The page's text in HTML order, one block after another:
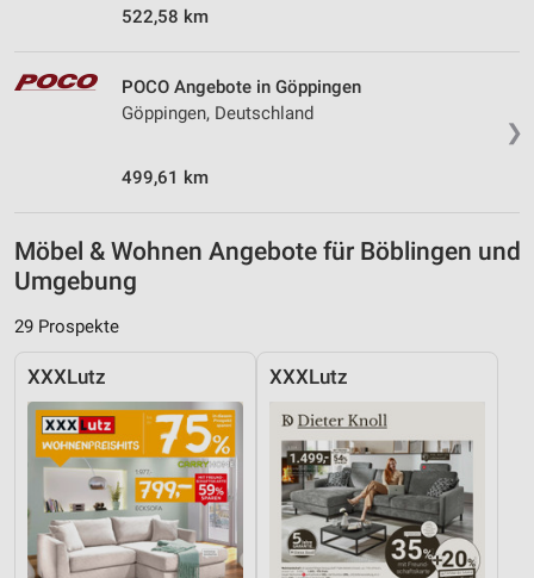
522,58 km
❯
POCO Angebote in Göppingen
Göppingen, Deutschland
499,61 km
Möbel & Wohnen Angebote für Böblingen und
Umgebung
29 Prospekte
XXXLutz XXXLutz